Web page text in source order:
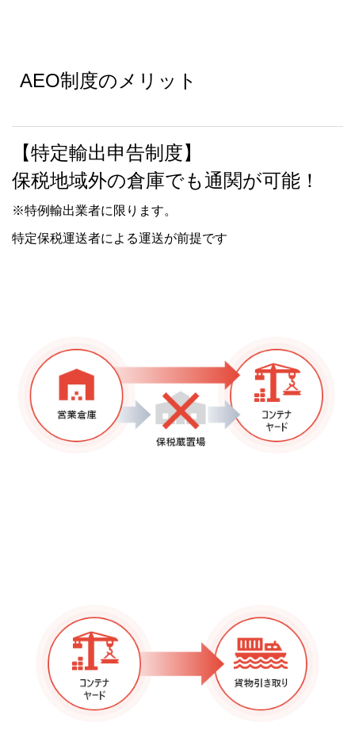
AEO制度のメリット
【特定輸出申告制度】
保税地域外の倉庫でも通関が可能！
※特例輸出業者に限ります。
特定保税運送者による運送が前提です